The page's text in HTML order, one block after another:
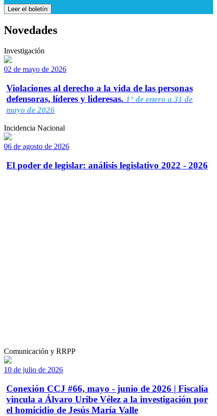
Leer el boletín
Novedades
Investigación
02 de mayo de 2026
Violaciones al derecho a la vida de las personas
defensoras, líderes y lideresas. 1° de enero a 31 de
mayo de 2026
Incidencia Nacional
06 de agosto de 2026
El poder de legislar: análisis legislativo 2022 - 2026
Comunicación y RRPP
10 de julio de 2026
Conexión CCJ #66, mayo - junio de 2026 | Fiscalía
vincula a Álvaro Uribe Vélez a la investigación por
el homicidio de Jesús María Valle